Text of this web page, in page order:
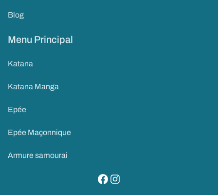
Blog
Menu Principal
Katana
Katana Manga
Epée
Epée Maçonnique
Armure samourai
visitez notre page facebook
suivez notre compte instagram